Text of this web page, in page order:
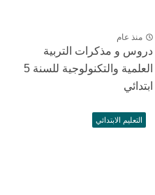
منذ عام
دروس و مذكرات التربية
العلمية والتكنولوجية للسنة 5
ابتدائي
التعليم الابتدائي